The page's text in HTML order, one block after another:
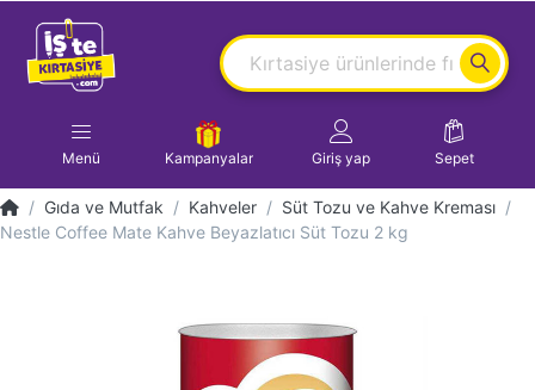
Menü Kampanyalar Giriş yap Sepet
Gıda ve Mutfak Kahveler
Süt Tozu ve Kahve Kreması
Nestle Coffee Mate Kahve Beyazlatıcı Süt Tozu 2 kg